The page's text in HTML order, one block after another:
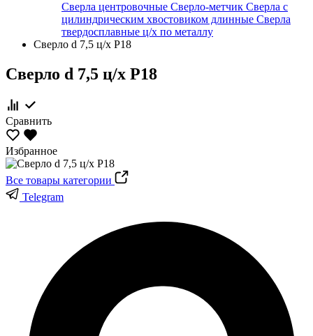
Сверла центровочные Сверло-метчик Сверла с
цилиндрическим хвостовиком длинные Сверла
твердосплавные ц/х по металлу
Сверло d 7,5 ц/х Р18
Сверло d 7,5 ц/х Р18
Сравнить
Избранное
Все товары категории
Telegram